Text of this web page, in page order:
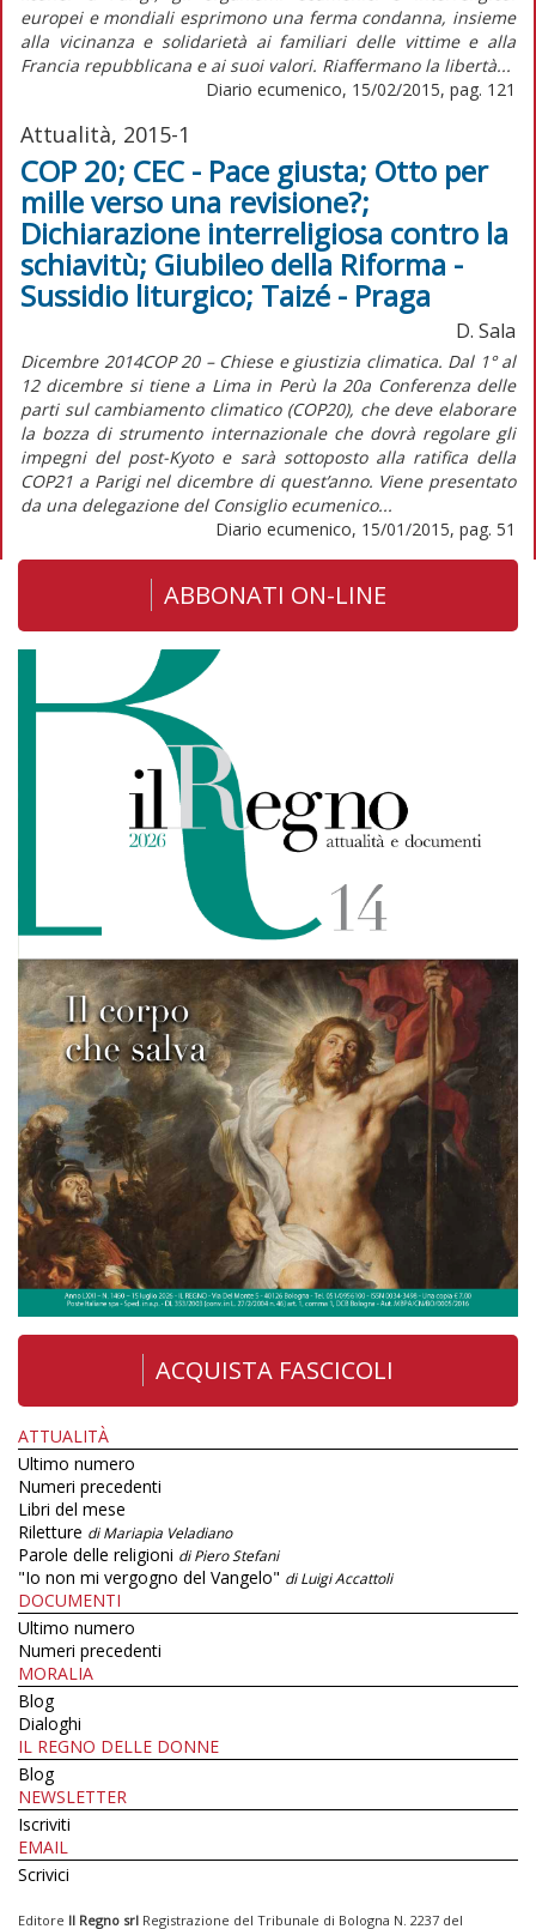
europei e mondiali esprimono una ferma condanna, insieme
alla vicinanza e solidarietà ai familiari delle vittime e alla
Francia repubblicana e ai suoi valori. Riaffermano la libertà...
Diario ecumenico, 15/02/2015, pag. 121
Attualità, 2015-1
COP 20; CEC - Pace giusta; Otto per
mille verso una revisione?;
Dichiarazione interreligiosa contro la
schiavitù; Giubileo della Riforma -
Sussidio liturgico; Taizé - Praga
D. Sala
Dicembre 2014COP 20 – Chiese e giustizia climatica. Dal 1° al
12 dicembre si tiene a Lima in Perù la 20a Conferenza delle
parti sul cambiamento climatico (COP20), che deve elaborare
la bozza di strumento internazionale che dovrà regolare gli
impegni del post-Kyoto e sarà sottoposto alla ratifica della
COP21 a Parigi nel dicembre di quest’anno. Viene presentato
da una delegazione del Consiglio ecumenico...
Diario ecumenico, 15/01/2015, pag. 51
ABBONATI ON-LINE
ACQUISTA FASCICOLI
ATTUALITÀ
Ultimo numero
Numeri precedenti
Libri del mese
Riletture di Mariapia Veladiano
Parole delle religioni di Piero Stefani
"Io non mi vergogno del Vangelo" di Luigi Accattoli
DOCUMENTI
Ultimo numero
Numeri precedenti
MORALIA
Blog
Dialoghi
IL REGNO DELLE DONNE
Blog
NEWSLETTER
Iscriviti
EMAIL
Scrivici
Editore Il Regno srl Registrazione del Tribunale di Bologna N. 2237 del